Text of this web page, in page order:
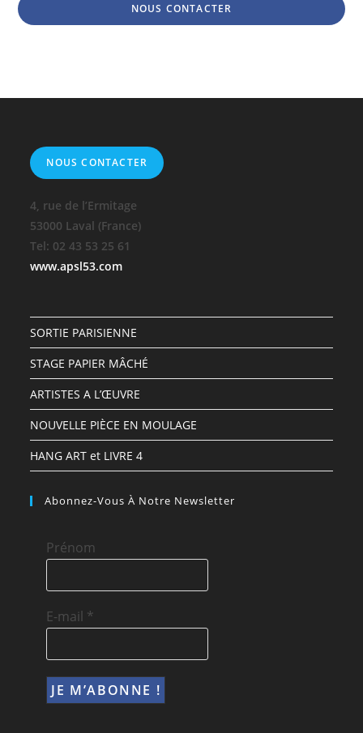
NOUS CONTACTER
NOUS CONTACTER
4, rue de l’Ermitage
53000 Laval (France)
Tel: 02 43 53 25 61
www.apsl53.com
SORTIE PARISIENNE
STAGE PAPIER MÂCHÉ
ARTISTES A L’ŒUVRE
NOUVELLE PIÈCE EN MOULAGE
HANG ART et LIVRE 4
Abonnez-Vous À Notre Newsletter
Prénom
E-mail *